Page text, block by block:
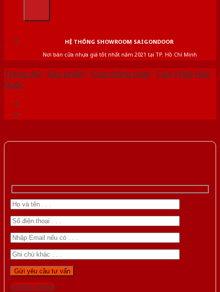
HỆ THỐNG SHOWROOM SAIGONDOOR
Nơi bán cửa nhựa giá tốt nhất năm 2021 tại TP. Hồ Chí Minh
Trang chủ /Sản phẩm /Cửa chống cháy/Cửa Thép Hàn
Quốc
Gọi 0976.169.864